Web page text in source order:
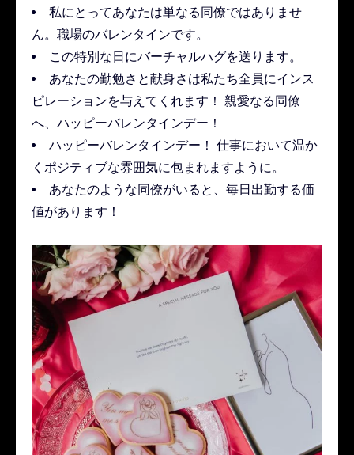
私にとってあなたは単なる同僚ではありませ
ん。職場のバレンタインです。
この特別な日にバーチャルハグを送ります。
あなたの勤勉さと献身さは私たち全員にインス
ピレーションを与えてくれます！ 親愛なる同僚
へ、ハッピーバレンタインデー！
ハッピーバレンタインデー！ 仕事において温か
くポジティブな雰囲気に包まれますように。
あなたのような同僚がいると、毎日出勤する価
値があります！